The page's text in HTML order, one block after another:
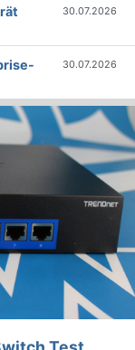
30.07.2026
30.07.2026